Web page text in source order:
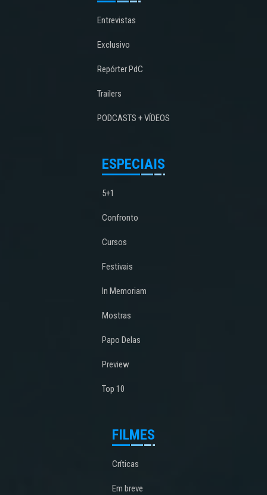
Entrevistas
Exclusivo
Repórter PdC
Trailers
PODCASTS + VÍDEOS
ESPECIAIS
5+1
Confronto
Cursos
Festivais
In Memoriam
Mostras
Papo Delas
Preview
Top 10
FILMES
Críticas
Em breve